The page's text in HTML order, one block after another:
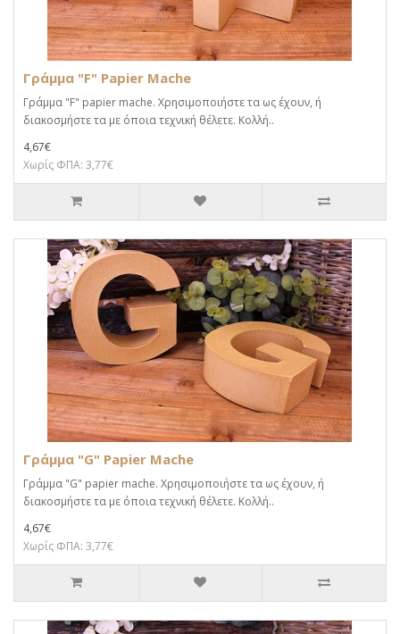
Γράμμα "F" Papier Mache
Γράμμα "F" papier mache. Xρησιμοποιήστε τα ως έχουν, ή
διακοσμήστε τα με όποια τεχνική θέλετε. Κολλή..
4,67€
Χωρίς ΦΠΑ: 3,77€
Γράμμα "G" Papier Mache
Γράμμα "G" papier mache. Xρησιμοποιήστε τα ως έχουν, ή
διακοσμήστε τα με όποια τεχνική θέλετε. Κολλή..
4,67€
Χωρίς ΦΠΑ: 3,77€